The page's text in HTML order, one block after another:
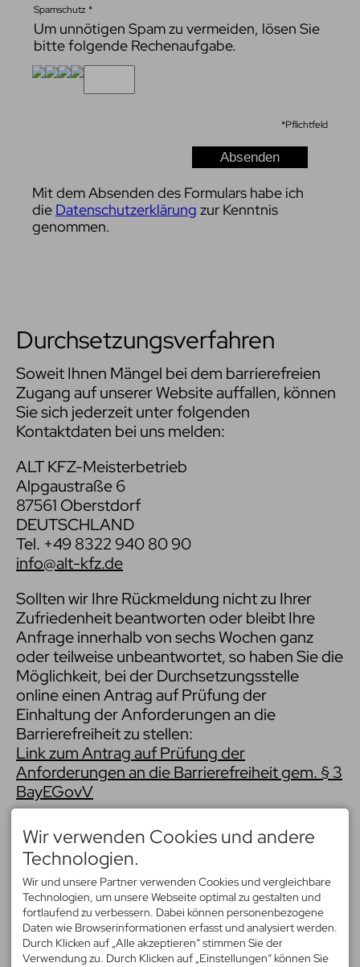
Spamschutz *
Um unnötigen Spam zu vermeiden, lösen Sie
bitte folgende Rechenaufgabe.
*Pflichtfeld
Mit dem Absenden des Formulars habe ich
die Datenschutzerklärung zur Kenntnis
genommen.
Durchsetzungsverfahren
Soweit Ihnen Mängel bei dem barrierefreien
Zugang auf unserer Website auffallen, können
Sie sich jederzeit unter folgenden
Kontaktdaten bei uns melden:
ALT KFZ-Meisterbetrieb
Alpgaustraße 6
87561 Oberstdorf
DEUTSCHLAND
Tel. +49 8322 940 80 90
info@alt-kfz.de
Sollten wir Ihre Rückmeldung nicht zu Ihrer
Zufriedenheit beantworten oder bleibt Ihre
Anfrage innerhalb von sechs Wochen ganz
oder teilweise unbeantwortet, so haben Sie die
Möglichkeit, bei der Durchsetzungsstelle
online einen Antrag auf Prüfung der
Einhaltung der Anforderungen an die
Barrierefreiheit zu stellen:
Link zum Antrag auf Prüfung der
Anforderungen an die Barrierefreiheit gem. § 3
BayEGovV
Oder Sie wenden sich an folgende
Kontaktadresse:
Landesamt für Digitalisierung, Breitband und
Vermessung
IT-Dienstleistungszentrum des Freistaats
Bayern
Durchsetzungs- und Überwachungsstelle für
barrierefreie Informationstechnik
Wir verwenden Cookies und andere
Technologien.
Wir und unsere Partner verwenden Cookies und vergleichbare
Technologien, um unsere Webseite optimal zu gestalten und
fortlaufend zu verbessern. Dabei können personenbezogene
Daten wie Browserinformationen erfasst und analysiert werden.
Durch Klicken auf „Alle akzeptieren“ stimmen Sie der
Verwendung zu. Durch Klicken auf „Einstellungen“ können Sie